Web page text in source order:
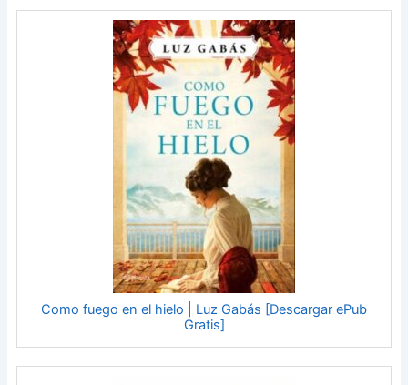
Como fuego en el hielo | Luz Gabás [Descargar ePub
Gratis]